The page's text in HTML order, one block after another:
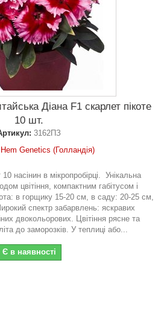
Діана F1 скарлет пікоте
10 шт.
3162ПЗ
Genetics (Голландія)
насінин в мікропробірці. Унікальна
цвітіння, компактним габітусом і
в горщику 15-20 см, в саду: 20-25 см,
спектр забарвлень: яскравих
двокольорових. Цвітіння рясне та
до заморозків. У теплиці або...
Є в наявності